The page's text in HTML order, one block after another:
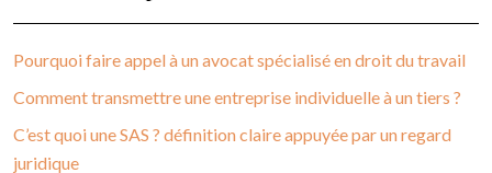
Pourquoi faire appel à un avocat spécialisé en droit du travail
Comment transmettre une entreprise individuelle à un tiers ?
C’est quoi une SAS ? définition claire appuyée par un regard
juridique